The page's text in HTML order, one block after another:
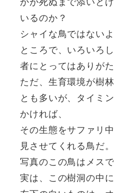
いるのか？
シャイな鳥ではない
ところで、いろいろ
者にとってはありがた
ただ、生育環境が樹
とも多いが、タイミ
かければ、
その生態をサファリ
見させてくれる鳥だ。
写真のこの鳥はメスで
実は、この樹洞の中に